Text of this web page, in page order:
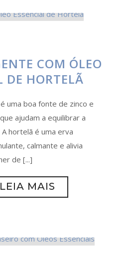
COM ÓLEO
DE HORTELÃ
uma boa fonte de zinco e
ajudam a equilibrar a
hortelã é uma erva
calmante e alivia
de [...]
LEIA MAIS